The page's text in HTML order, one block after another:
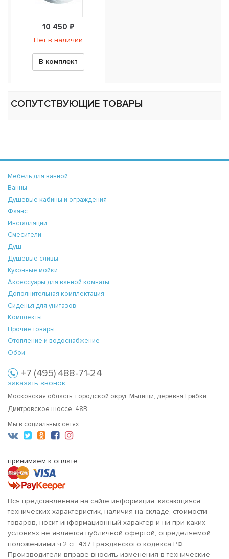
10 450 ₽
Нет в наличии
В комплект
СОПУТСТВУЮЩИЕ ТОВАРЫ
Мебель для ванной
Ванны
Душевые кабины и ограждения
Фаянс
Инсталляции
Смесители
Душ
Душевые сливы
Кухонные мойки
Аксессуары для ванной комнаты
Дополнительная комплектация
Сиденья для унитазов
Комплекты
Прочие товары
Отопление и водоснабжение
Обои
+7 (495) 488-71-24
заказать звонок
Московская область, городской округ Мытищи, деревня Грибки
Дмитровское шоссе, 48В
Мы в социальных сетях:
принимаем к оплате
Вся представленная на сайте информация, касающаяся
технических характеристик, наличия на складе, стоимости
товаров, носит информационный характер и ни при каких
условиях не является публичной офертой, определяемой
положениями ч.2 ст. 437 Гражданского кодекса РФ.
Производители вправе вносить изменения в технические